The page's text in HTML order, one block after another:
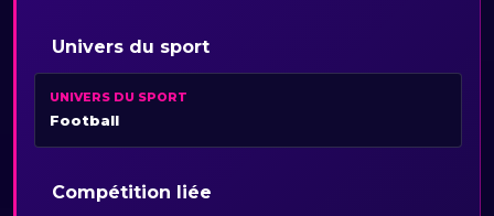
Univers du sport
UNIVERS DU SPORT
Football
Compétition liée